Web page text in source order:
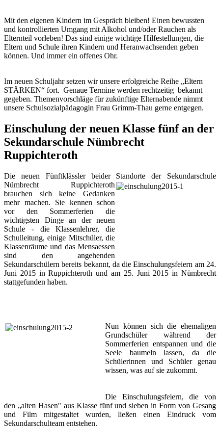
Mit den eigenen Kindern im Gespräch bleiben! Einen bewussten
und kontrollierten Umgang mit Alkohol und/oder Rauchen als
Elternteil vorleben! Das sind einige wichtige Hilfestellungen, die
Eltern und Schule ihren Kindern und Heranwachsenden geben
können. Und immer ein offenes Ohr.
Im neuen Schuljahr setzen wir unsere erfolgreiche Reihe „Eltern
STÄRKEN“ fort. Genaue Termine werden rechtzeitig bekannt
gegeben. Themenvorschläge für zukünftige Elternabende nimmt
unsere Schulsozialpädagogin Frau Grimm-Thau gerne entgegen.
Einschulung der neuen Klasse fünf an der
Sekundarschule Nümbrecht
Ruppichteroth
Die neuen Fünftklässler beider Standorte der Sekundarschule
Nümbrecht Ruppichteroth
brauchen sich keine Gedanken
mehr machen. Sie kennen schon
vor den Sommerferien die
wichtigsten Dinge an der neuen
Schule - die Klassenlehrer, die
Schulleitung, einige Mitschüler, die
Klassenräume und das Mensaessen
sind den angehenden
Sekundarschülern bereits bekannt, da die Einschulungsfeiern am 24.
Juni 2015 in Ruppichteroth und am 25. Juni 2015 in Nümbrecht
stattgefunden haben.
Nun können sich die ehemaligen
Grundschüler während der
Sommerferien entspannen und die
Seele baumeln lassen, da die
Schülerinnen und Schüler genau
wissen, was auf sie zukommt.
Die Einschulungsfeiern, die von
den „alten Hasen" aus Klasse fünf und sieben in Form von Gesang
und Film mitgestaltet wurden, ließen einen Eindruck vom
Sekundarschulteam entstehen.